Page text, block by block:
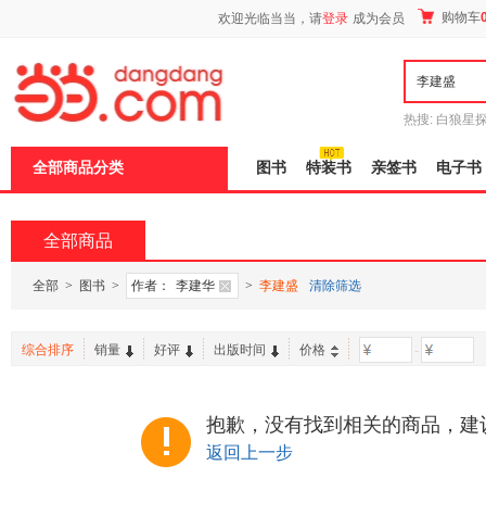
欢迎光临当当，请登录 成为会员 购物车
热搜: 白狼星
全部商品分类 图书 特装书 亲签书 电子书
全部商品
全部 > 图书 > 作者： 李建华 > 李建盛 清除筛选
综合排序 销量 好评 出版时间 价格 -
抱歉，没有找到相关的商品，
返回上一步
页
加